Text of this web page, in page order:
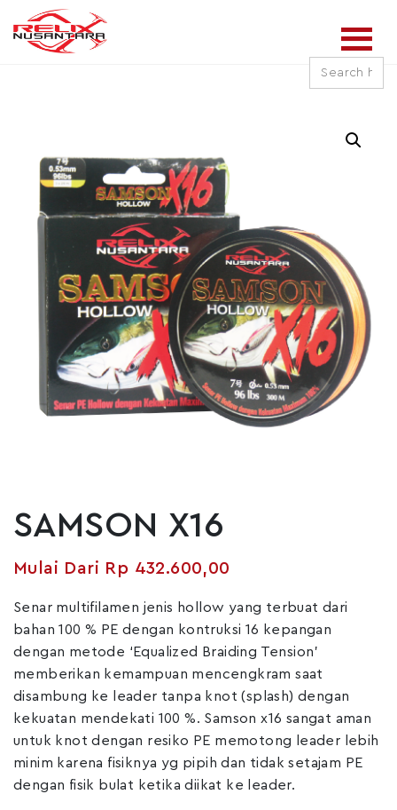
for:
SAMSON X16
Rp 432.600,00
Senar multifilamen jenis hollow yang terbuat dari
bahan 100 % PE dengan kontruksi 16 kepangan
dengan metode ‘Equalized Braiding Tension’
memberikan kemampuan mencengkram saat
disambung ke leader tanpa knot (splash) dengan
kekuatan mendekati 100 %. Samson x16 sangat aman
untuk knot dengan resiko PE memotong leader lebih
minim karena fisiknya yg pipih dan tidak setajam PE
dengan fisik bulat ketika diikat ke leader.